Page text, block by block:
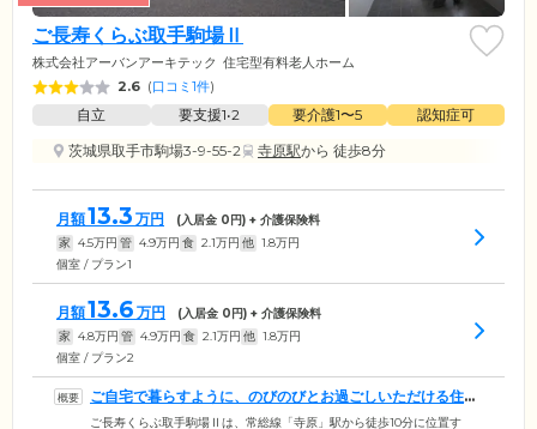
ご長寿くらぶ取手駒場Ⅱ
株式会社アーバンアーキテック 住宅型有料老人ホーム
2.6 (口コミ1件)
自立 要支援1•2 要介護1〜5
認知症可
茨城県取手市駒場3-9-55-2
寺原駅から 徒歩8分
月額13.3 万円 (入居金 0円) + 介護保険料
家 4.5万円 管 4.9万円 食 2.1万円 他 1.8万円
個室 / プラン1
月額13.6 万円 (入居金 0円) + 介護保険料
家 4.8万円 管 4.9万円 食 2.1万円 他 1.8万円
個室 / プラン2
ご自宅で暮らすように、のびのびとお過ごしいただける住ま
いです
ご長寿くらぶ取手駒場Ⅱは、常総線「寺原」駅から徒歩10分に位置す